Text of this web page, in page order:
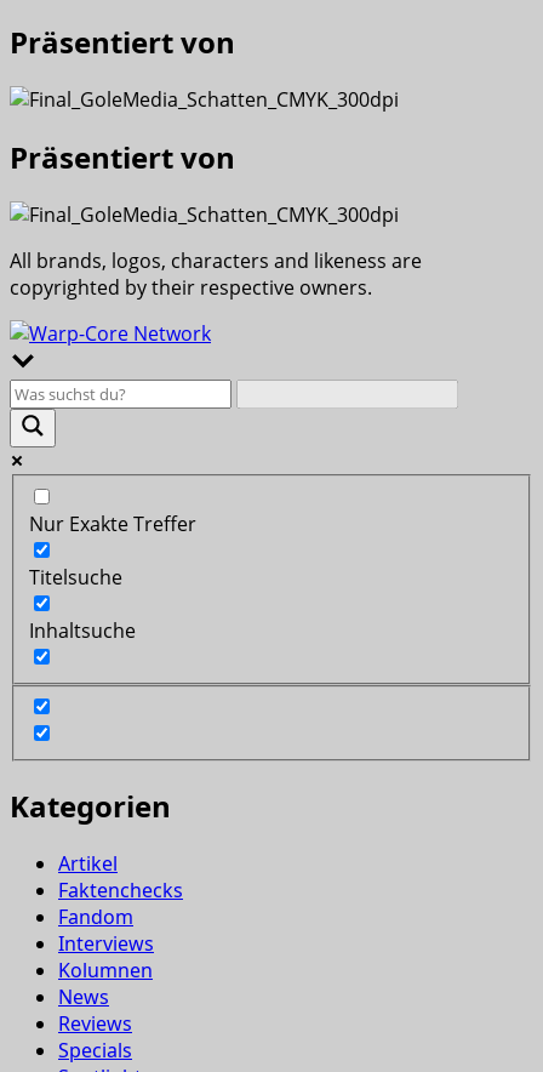
Präsentiert von
Präsentiert von
All brands, logos, characters and likeness are
copyrighted by their respective owners.
Nur Exakte Treffer
Titelsuche
Inhaltsuche
Kategorien
Artikel
Faktenchecks
Fandom
Interviews
Kolumnen
News
Reviews
Specials